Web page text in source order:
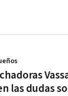
las dudas